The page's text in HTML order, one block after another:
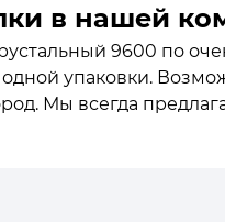
в нашей
9600 по
упаковки.
Мы всегда